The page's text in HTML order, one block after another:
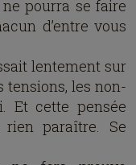
pourra se faire
d’entre vous
lentement sur
tensions, les non-
Et cette pensée
rien paraître. Se